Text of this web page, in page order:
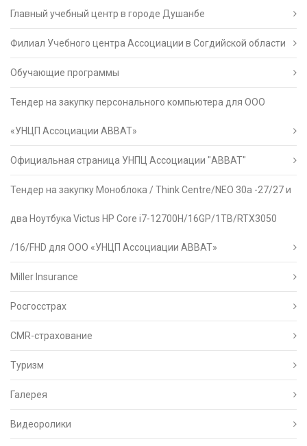
Главный учебный центр в городе Душанбе
Филиал Учебного центра Ассоциации в Согдийской области
Обучающие программы
Тендер на закупку персонального компьютера для ООО
«УНЦП Ассоциации АВВАТ»
Официальная страница УНПЦ Ассоциации "АВВАТ"
Тендер на закупку Моноблока / Think Centre/NEO 30a -27/27 и
два Ноутбука Victus HP Core i7-12700H/16GP/1TB/RTX3050
/16/FHD для ООО «УНЦП Ассоциации АВВАТ»
Miller Insurance
Росгосстрах
CMR-страхование
Туризм
Галерея
Видеоролики